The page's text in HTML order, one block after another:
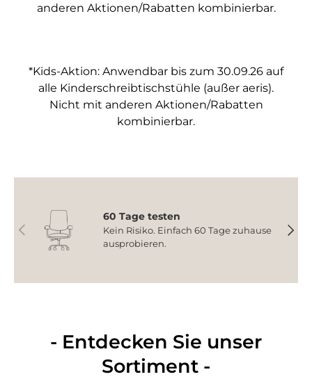
anderen Aktionen/Rabatten kombinierbar.
*Kids-Aktion: Anwendbar bis zum 30.09.26 auf
alle Kinderschreibtischstühle (außer aeris).
Nicht mit anderen Aktionen/Rabatten
kombinierbar.
Vorherige
60 Tage testen
Kein Risiko. Einfach 60 Tage zuhause
ausprobieren.
- Entdecken Sie unser
Sortiment -